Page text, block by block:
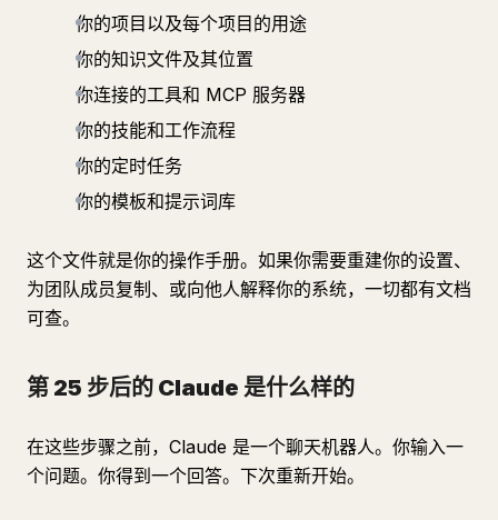
你的项目以及每个项目的用途
你的知识文件及其位置
你连接的工具和 MCP 服务器
你的技能和工作流程
你的定时任务
你的模板和提示词库
这个文件就是你的操作手册。如果你需要重建你的设置、
为团队成员复制、或向他人解释你的系统，一切都有文档
可查。
第 25 步后的 Claude 是什么样的
在这些步骤之前，Claude 是一个聊天机器人。你输入一
个问题。你得到一个回答。下次重新开始。